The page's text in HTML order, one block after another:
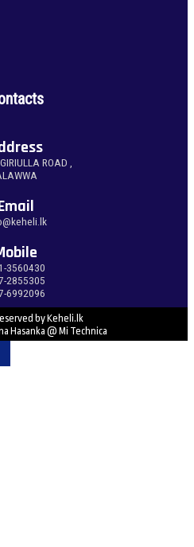
ROAD ,
3560430
2855305
6992096
by Keheli.lk
Hasanka @ Mi Technica